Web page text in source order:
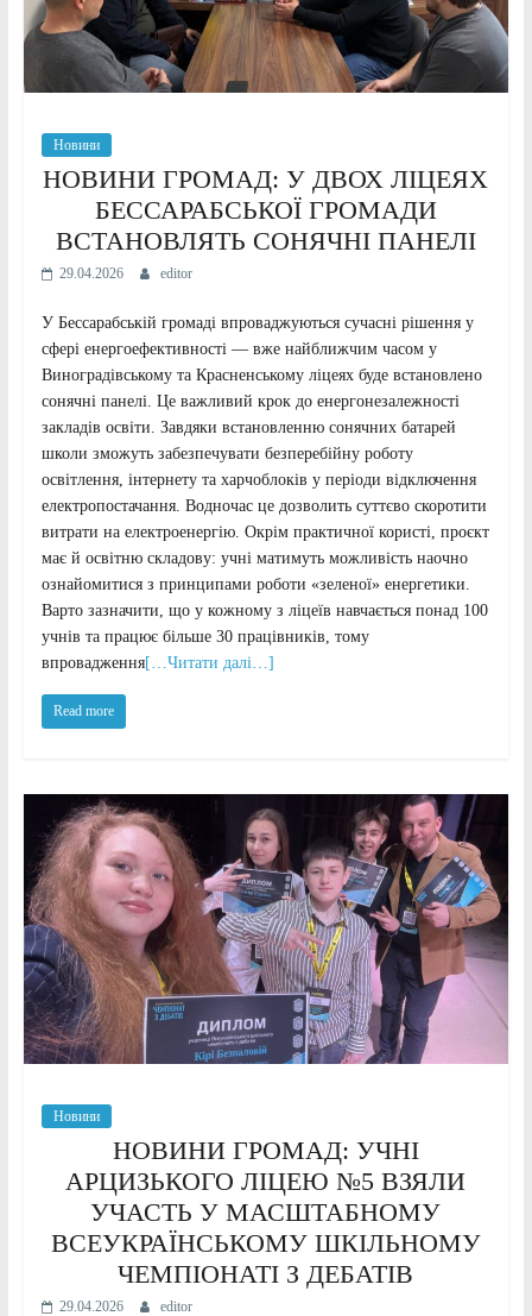
Новини
НОВИНИ ГРОМАД: У ДВОХ ЛІЦЕЯХ
БЕССАРАБСЬКОЇ ГРОМАДИ
ВСТАНОВЛЯТЬ СОНЯЧНІ ПАНЕЛІ
29.04.2026 editor
У Бессарабській громаді впроваджуються сучасні рішення у
сфері енергоефективності — вже найближчим часом у
Виноградівському та Красненському ліцеях буде встановлено
сонячні панелі. Це важливий крок до енергонезалежності
закладів освіти. Завдяки встановленню сонячних батарей
школи зможуть забезпечувати безперебійну роботу
освітлення, інтернету та харчоблоків у періоди відключення
електропостачання. Водночас це дозволить суттєво скоротити
витрати на електроенергію. Окрім практичної користі, проєкт
має й освітню складову: учні матимуть можливість наочно
ознайомитися з принципами роботи «зеленої» енергетики.
Варто зазначити, що у кожному з ліцеїв навчається понад 100
учнів та працює більше 30 працівників, тому
впровадження[…Читати далі…]
Read more
Новини
НОВИНИ ГРОМАД: УЧНІ
АРЦИЗЬКОГО ЛІЦЕЮ №5 ВЗЯЛИ
УЧАСТЬ У МАСШТАБНОМУ
ВСЕУКРАЇНСЬКОМУ ШКІЛЬНОМУ
ЧЕМПІОНАТІ З ДЕБАТІВ
29.04.2026 editor